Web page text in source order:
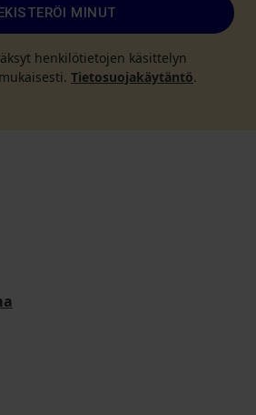
MINUT
henkilötietojen käsittelyn
Tietosuojakäytäntö.